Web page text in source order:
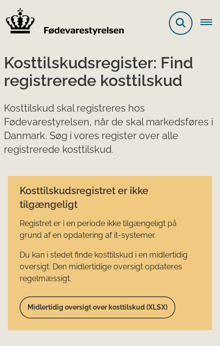
Kosttilskudsregister: Find
registrerede kosttilskud
Kosttilskud skal registreres hos
Fødevarestyrelsen, når de skal markedsføres i
Danmark. Søg i vores register over alle
registrerede kosttilskud.
Kosttilskudsregistret er ikke
tilgængeligt
Registret er i en periode ikke tilgængeligt på
grund af en opdatering af it-systemer.
Du kan i stedet finde kosttilskud i en midlertidig
oversigt. Den midlertidige oversigt opdateres
regelmæssigt.
Midlertidig oversigt over kosttilskud (XLSX)